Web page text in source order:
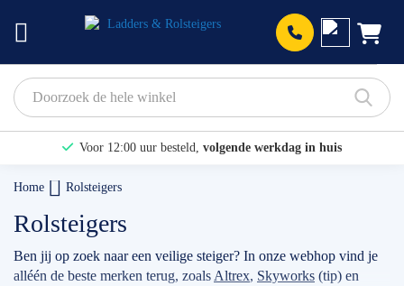
Voor 12:00 uur besteld, volgende werkdag in huis
Home Rolsteigers
Rolsteigers
Ben jij op zoek naar een veilige steiger? In onze webhop vind je
alléén de beste merken terug, zoals Altrex, Skyworks (tip) en